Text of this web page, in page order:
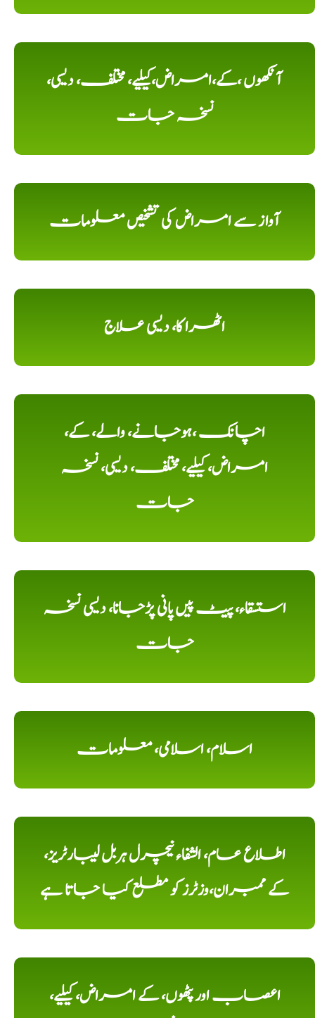
آنکھوں ،کے،امراض،کیلیے، مختلف، دیسی،
نسخہ جات
آواز سے امراض کی تشخیص معلومات
اٹھرا کا، دیسی علاج
اچانک ،ہوجانے، والے، کے،
امراض، کیلیے، مختلف، دیسی، نسخہ
جات
استسقاء، پیٹ پیں پانی پڑجانا، دیسی نسخہ
جات
اسلام، اسلامی، معلومات
اطلاع عام، الشفاء نیچرل ہربل لیبارٹریز،
کے ممبران،وزٹرز کو مطلع کیا جاتا ہے
اعصاب اور پٹھوں، کے امراض، کیلیے،